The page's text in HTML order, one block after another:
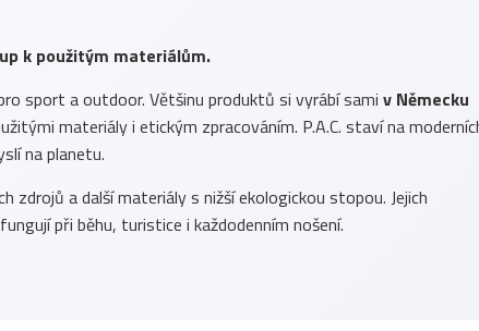
k použitým materiálům.
sport a outdoor. Většinu produktů si vyrábí sami v Německu
materiály i etickým zpracováním. P.A.C. staví na
na planetu.
zdrojů a další materiály s nižší ekologickou stopou. Jejich
při běhu, turistice i každodenním nošení.